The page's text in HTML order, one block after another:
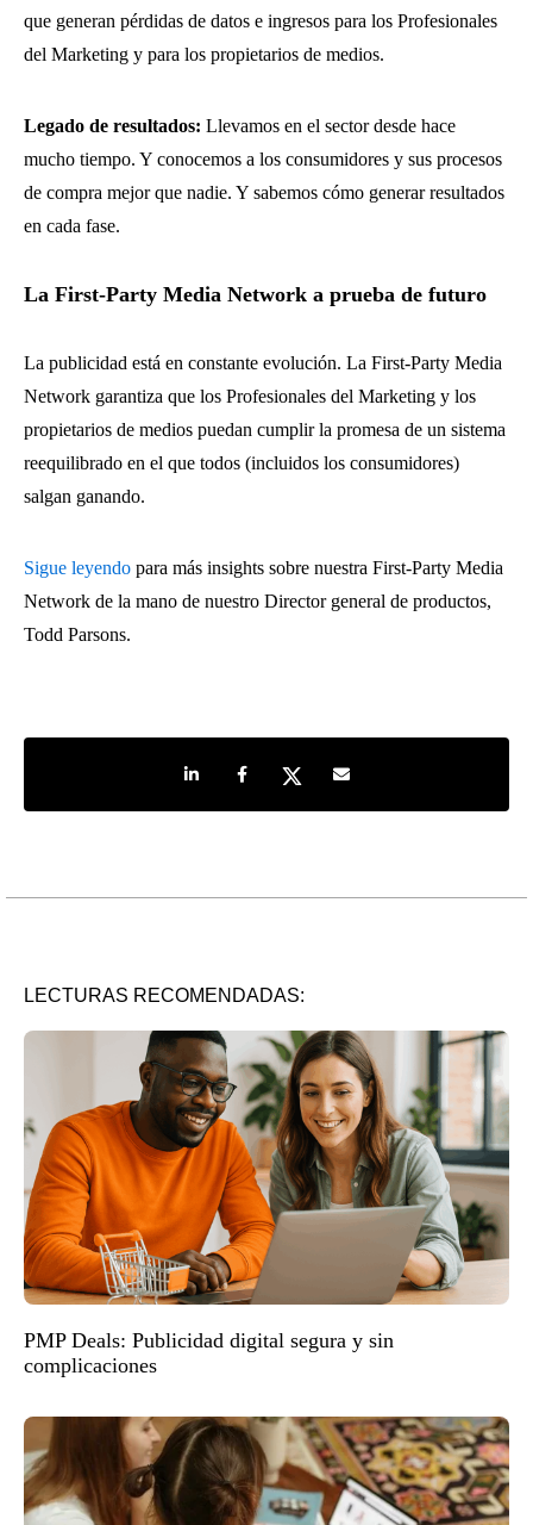
que generan pérdidas de datos e ingresos para los Profesionales
del Marketing y para los propietarios de medios.
Legado de resultados: Llevamos en el sector desde hace
mucho tiempo. Y conocemos a los consumidores y sus procesos
de compra mejor que nadie. Y sabemos cómo generar resultados
en cada fase.
La First-Party Media Network a prueba de futuro
La publicidad está en constante evolución. La First-Party Media
Network garantiza que los Profesionales del Marketing y los
propietarios de medios puedan cumplir la promesa de un sistema
reequilibrado en el que todos (incluidos los consumidores)
salgan ganando.
Sigue leyendo para más insights sobre nuestra First-Party Media
Network de la mano de nuestro Director general de productos,
Todd Parsons.
Share on LinkedIn
Share on Facebook
Share on TwitterShare by e-mail
LECTURAS RECOMENDADAS:
PMP Deals: Publicidad digital segura y sin
complicaciones